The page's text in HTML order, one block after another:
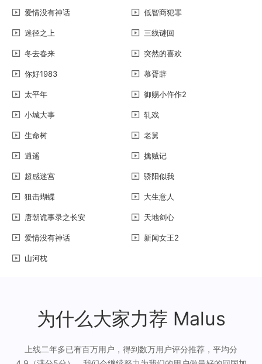
爱情没有神话 低智商犯罪
迷径之上 三线谜回
冬去春来 突然的喜欢
你好1983 慕胥辞
太平年 御赐小仵作2
小城大事 轧戏
生命树 老舅
逍遥 擒贼记
超感迷宫 骄阳似我
狙击蝴蝶 大生意人
唐朝诡事录之长安 天地剑心
爱情没有神话 新闻女王2
山河枕
为什么大家力荐 Malus
上线二年多已有百万用户，得到数万用户评分推荐，平均分